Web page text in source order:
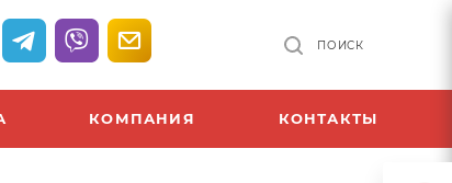
ПОИСК
КОМПАНИЯ КОНТАКТЫ